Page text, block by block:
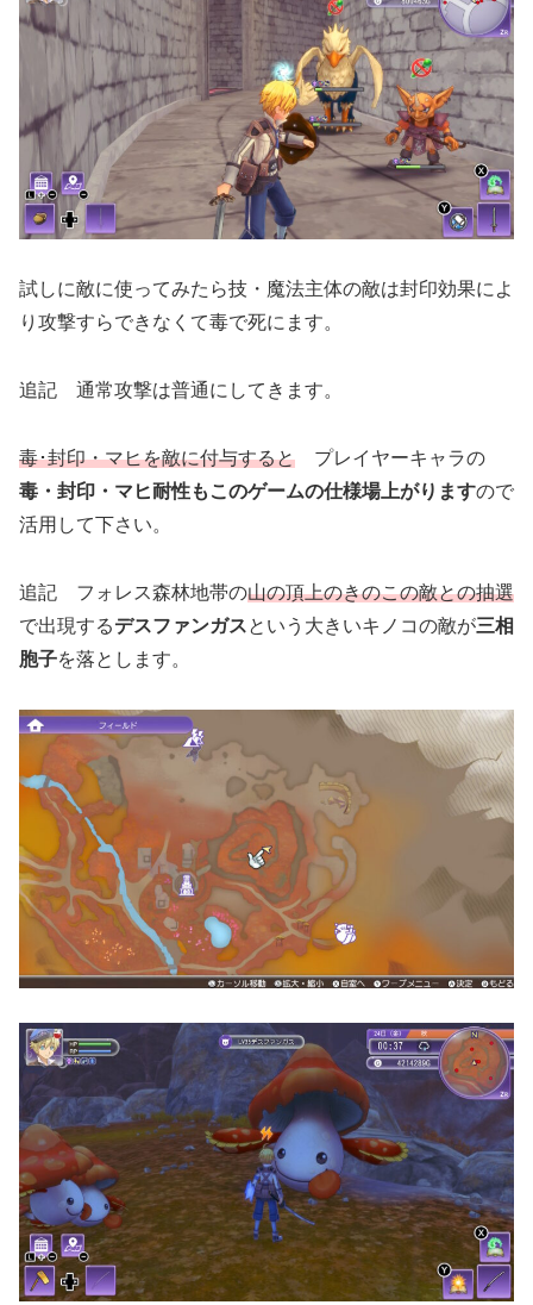
試しに敵に使ってみたら技・魔法主体の敵は封印効果によ
り攻撃すらできなくて毒で死にます。
追記 通常攻撃は普通にしてきます。
毒･封印・マヒを敵に付与すると プレイヤーキャラの
毒・封印・マヒ耐性もこのゲームの仕様場上がりますので
活用して下さい。
追記 フォレス森林地帯の山の頂上のきのこの敵との抽選
で出現するデスファンガスという大きいキノコの敵が三相
胞子を落とします。